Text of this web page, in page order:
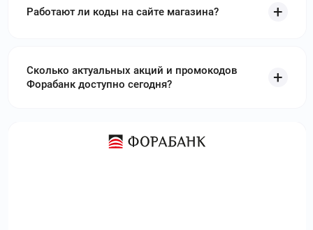
Работают ли коды на сайте магазина?
Сколько актуальных акций и промокодов
Форабанк доступно сегодня?